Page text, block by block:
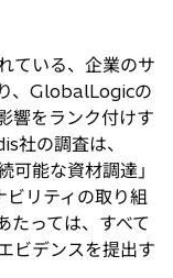
ている、企業のサ
、GlobalLogicの
響をランク付けす
社の調査は、
可能な資材調達」
ビリティの取り組
たっては、すべて
ビデンスを提出す